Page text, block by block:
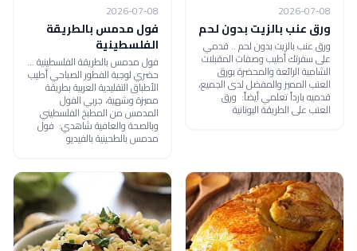
2026-07-08
ورق عنب بالزيت بدون لحم
ورق عنب بالزيت بدون لحم .. قدمي
على سفرتك أطيب وصفات المقبلات
الشامية الرائعة والمحضرة بورق
العنب المميز والمفضل لدى الجميع،
قدميه بارداً تعلمي أيضاً: ورق
العنب على الطريقة اليونانية
2026-07-08
فول مدمس بالطريقة
الفلسطينية
فول مدمس بالطريقة الفلسطينية ...
حضري لوجبة الفطور الصباحي أطيب
الأطباق التقليدية العربية بطريقة
مميزة وشهية، جربي الفول
المدمس من المطبخ الفلسطيني
وبالصحة والعافية شاهدي: فول
مدمس بالطحينية بالفيديو